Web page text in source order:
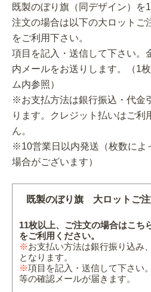
既製のぼり旗（同デザイン）を
注文の場合は以下の大ロットご
をご利用下さい。
項目を記入・送信して下さい。
内メールをお送りします。（1
ム内参照）
※お支払方法は銀行振込・代金
ります。クレジット払いはご利
ん。
※10営業日以内発送（枚数によ
場合がございます）